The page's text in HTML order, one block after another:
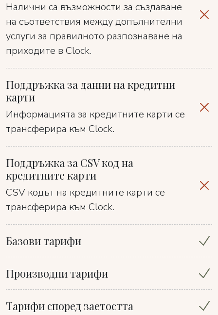
Налични са възможности за създаване
на съответствия между допълнителни
услуги за правилното разпознаване на
приходите в Clock.
Поддръжка за данни на кредитни
карти
Информацията за кредитните карти се
трансферира към Clock.
Поддръжка за CSV код на
кредитните карти
CSV кодът на кредитните карти се
трансферира към Clock.
Базови тарифи
Производни тарифи
Тарифи според заетостта